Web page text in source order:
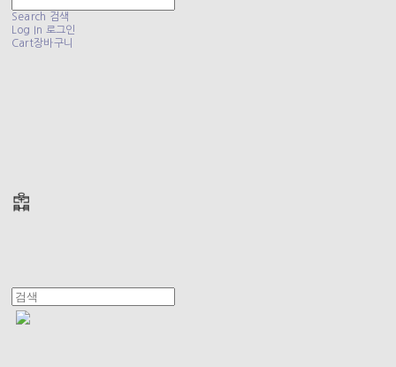
Search 검색
Log In 로그인
Cart장바구니